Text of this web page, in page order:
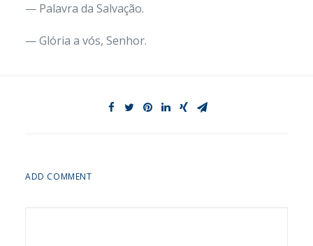
— Palavra da Salvação.
— Glória a vós, Senhor.
ADD COMMENT